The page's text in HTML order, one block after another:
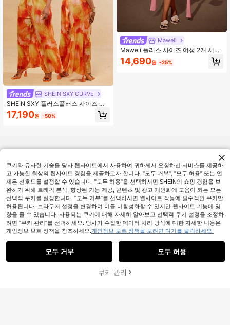
SHEIN SXY CURVE
SHEIN SXY 플러스플러스 사이즈 여
성 2피스 세트: 그라데이션 염료 플리
츠 백리스 캐미솔 탑 & 롱 팬츠, 초봄,
17,190원 -50%
Maweii
Maweii 플러스 사이즈 여성 2개 세트
드레이프 넥 백리스 상의 및 반바지 세
트, 핑크
14,690원 -25%
58% 할인!
쿠키와 유사한 기술을 당사 웹사이트에서 사용하여 귀하께서 요청하신 서비스를 제공하
고 가능한 최상의 웹사이트 경험을 제공하고자 합니다. "모두 거부", "모두 허용" 또는 언
제든 선호도를 설정할 수 있습니다. "모두 허용"을 선택하시면 SHEIN의 쇼핑 경험을 보
완하기 위해 트래픽 분석, 향상된 기능 제공, 콘텐츠 및 광고 개인화에 도움이 되는 모든
선택적 쿠키를 설정합니다. "모두 거부"를 선택하시면 웹사이트 작동에 필수적인 쿠키만
허용됩니다. 브라우저 설정을 변경하여 이를 비활성화할 수 있지만 웹사이트 기능에 영
향을 줄 수 있습니다. 사용되는 쿠키에 대해 자세히 알아보고 선택적 쿠키 설정을 조정하
려면 "쿠키 관리"를 선택하세요. 당사가 수집한 데이터 처리 방식에 대한 자세한 내용은
개인정보 보호 정책을 참조하세요. 개인정보 보호 정책을 보려면 여기를 클릭하세요.
모두 거부 모두 허용
쿠키 관리